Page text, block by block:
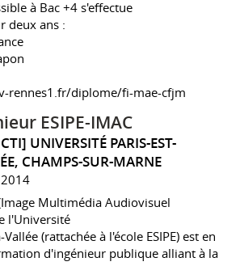
à Bac +4 s'effectue
deux ans :
rennes1.fr/diplome/fi-mae-cfjm
ESIPE-IMAC
UNIVERSITÉ PARIS-EST-
CHAMPS-SUR-MARNE
Multimédia Audiovisuel
l'Université
(rattachée à l'école ESIPE) est en
d'ingénieur publique alliant à la